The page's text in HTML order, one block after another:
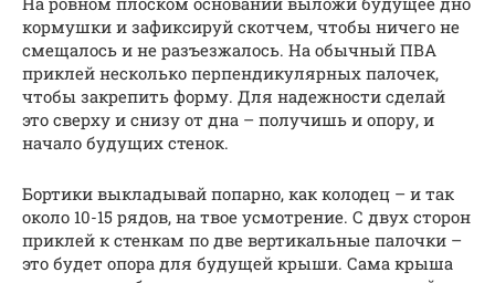
кормушки и зафиксируй скотчем, чтобы ничего не
смещалось и не разъезжалось. На обычный ПВА
приклей несколько перпендикулярных палочек,
чтобы закрепить форму. Для надежности сделай
это сверху и снизу от дна – получишь и опору, и
начало будущих стенок.
Бортики выкладывай попарно, как колодец – и так
около 10-15 рядов, на твое усмотрение. С двух сторон
приклей к стенкам по две вертикальные палочки –
это будет опора для будущей крыши. Сама крыша